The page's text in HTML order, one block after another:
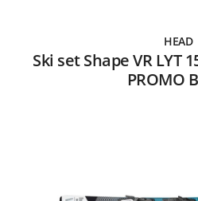
HEAD
Ski set Shape VR LYT
PROMO